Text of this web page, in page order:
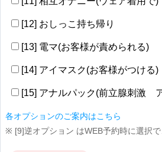
[12] おしっこ持ち帰り
[13] 電マ(お客様が責められる)
[14] アイマスク(お客様がつける)
[15] アナルパック(前立腺刺激
各オプションのご案内はこちら
※ [9]逆オプション はWEB予約時に選択で